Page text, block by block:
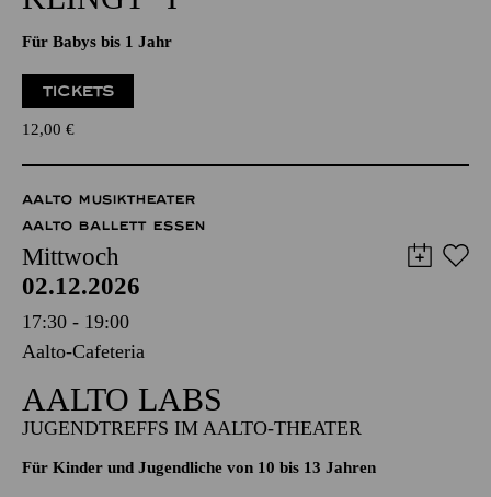
"HÖR MAL, WIE DAS
Für Babys bis 1 Jahr
12,00€
AALTO MUSIKTHEATER
AALTO BALLETT ESSEN
Mittwoch
02.12.2026
17:30 - 19:00
Aalto-Cafeteria
AALTO LABS